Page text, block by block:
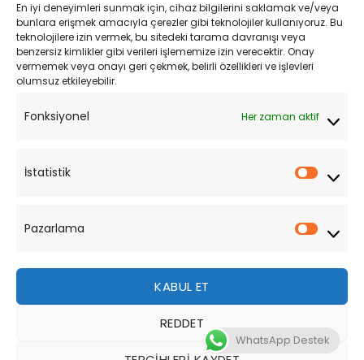
En iyi deneyimleri sunmak için, cihaz bilgilerini saklamak ve/veya
bunlara erişmek amacıyla çerezler gibi teknolojiler kullanıyoruz. Bu
teknolojilere izin vermek, bu sitedeki tarama davranışı veya
benzersiz kimlikler gibi verileri işlememize izin verecektir. Onay
vermemek veya onayı geri çekmek, belirli özellikleri ve işlevleri
olumsuz etkileyebilir.
Fonksiyonel Her zaman aktif
İstatistik
Pazarlama
KABUL ET
REDDET
Kişisel Verilerin Korunması
Mesafeli Satış Sözleşmesi
Sipariş Takibi
Bu site, size daha iyi bir tarama deneyimi sunmak için
çerezler kullanmaktadır. Bu web sitesinde gezinerek,
WhatsApp Destek